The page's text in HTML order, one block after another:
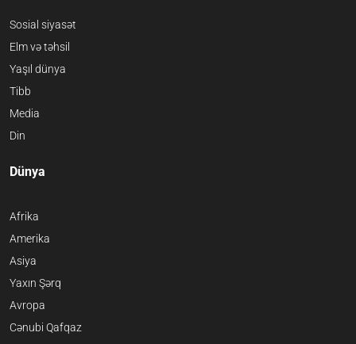
Sosial siyasət
Elm və təhsil
Yaşıl dünya
Tibb
Media
Din
Dünya
Afrika
Amerika
Asiya
Yaxın Şərq
Avropa
Cənubi Qafqaz